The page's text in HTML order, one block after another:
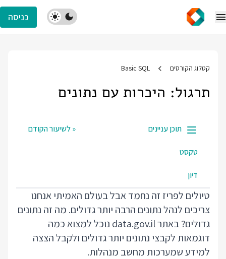
כניסה
קטלוג הקורסים Basic SQL
תרגול: היכרות עם נתונים
תוכן עניינים
טקסט
דיון
« לשיעור הקודם
טיולים לפריז זה נחמד אבל בעולם האמיתי אנחנו
צריכים לנהל נתונים הרבה יותר גדולים. מה זה נתונים
גדולים? באתר data.gov.il נוכל למצוא כמה
דוגמאות לקבצי נתונים יותר גדולים ולקבל הצצה
למידע שמערכות מחשב מנהלות.